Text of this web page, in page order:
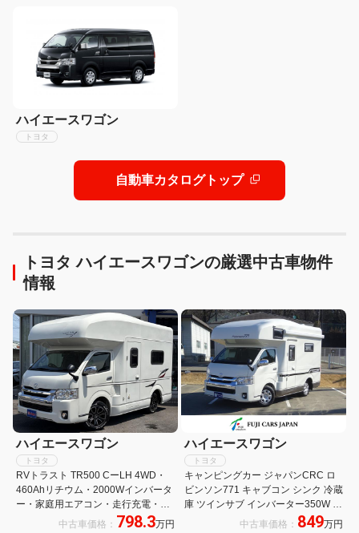
ハイエースワゴン
トヨタ
自動車カタログトップ
トヨタ ハイエースワゴンの厳選中古車物件
情報
ハイエースワゴン
トヨタ
RVトラスト TR500 CーLH 4WD・
460Ahリチウム・2000Wインバータ
ー・家庭用エアコン・走行充電・外
部充電・シンク・レンジ・45L冷蔵
中古車価格： 798.3万円
ハイエースワゴン
トヨタ
キャンピングカー ジャパンCRC ロ
ビンソン771 キャブコン シンク 冷蔵
庫 ツインサブ インバーター350W べ
バスト製FFヒーター 液晶テレビ マ
中古車価格： 849万円